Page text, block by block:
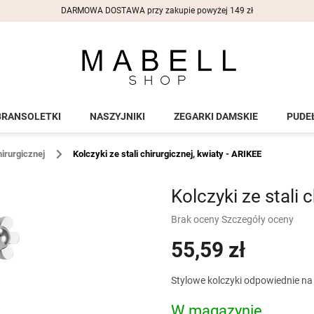
DARMOWA DOSTAWA przy zakupie powyżej 149 zł
NASZYJNIKI ZEGARKI DAMSKIE
Kolczyki ze stali chirurgicznej, kwiaty - ARIKEE
Kolczyki ze stali
Średnia
produktu
wynosi
na
Brak ocenySzczegóły oceny
55,59 zł
jednostkowa:
Stylowe kolczyki odpowiednie